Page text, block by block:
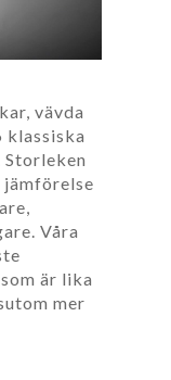
vävda
klassiska
jämförelse
Våra
är lika
mer